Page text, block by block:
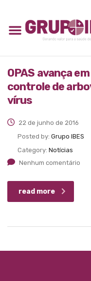
OPAS avança
controle de
vírus
22 de junho de 2016
Posted by: Grupo IBES
Category: Notícias
Nenhum comentário
read more